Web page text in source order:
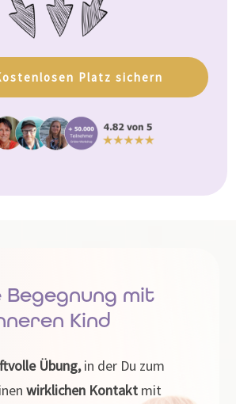
Platz sichern
Begegnung mit
Kind
Übung,in der Du zum
wirklichen Kontakt mit